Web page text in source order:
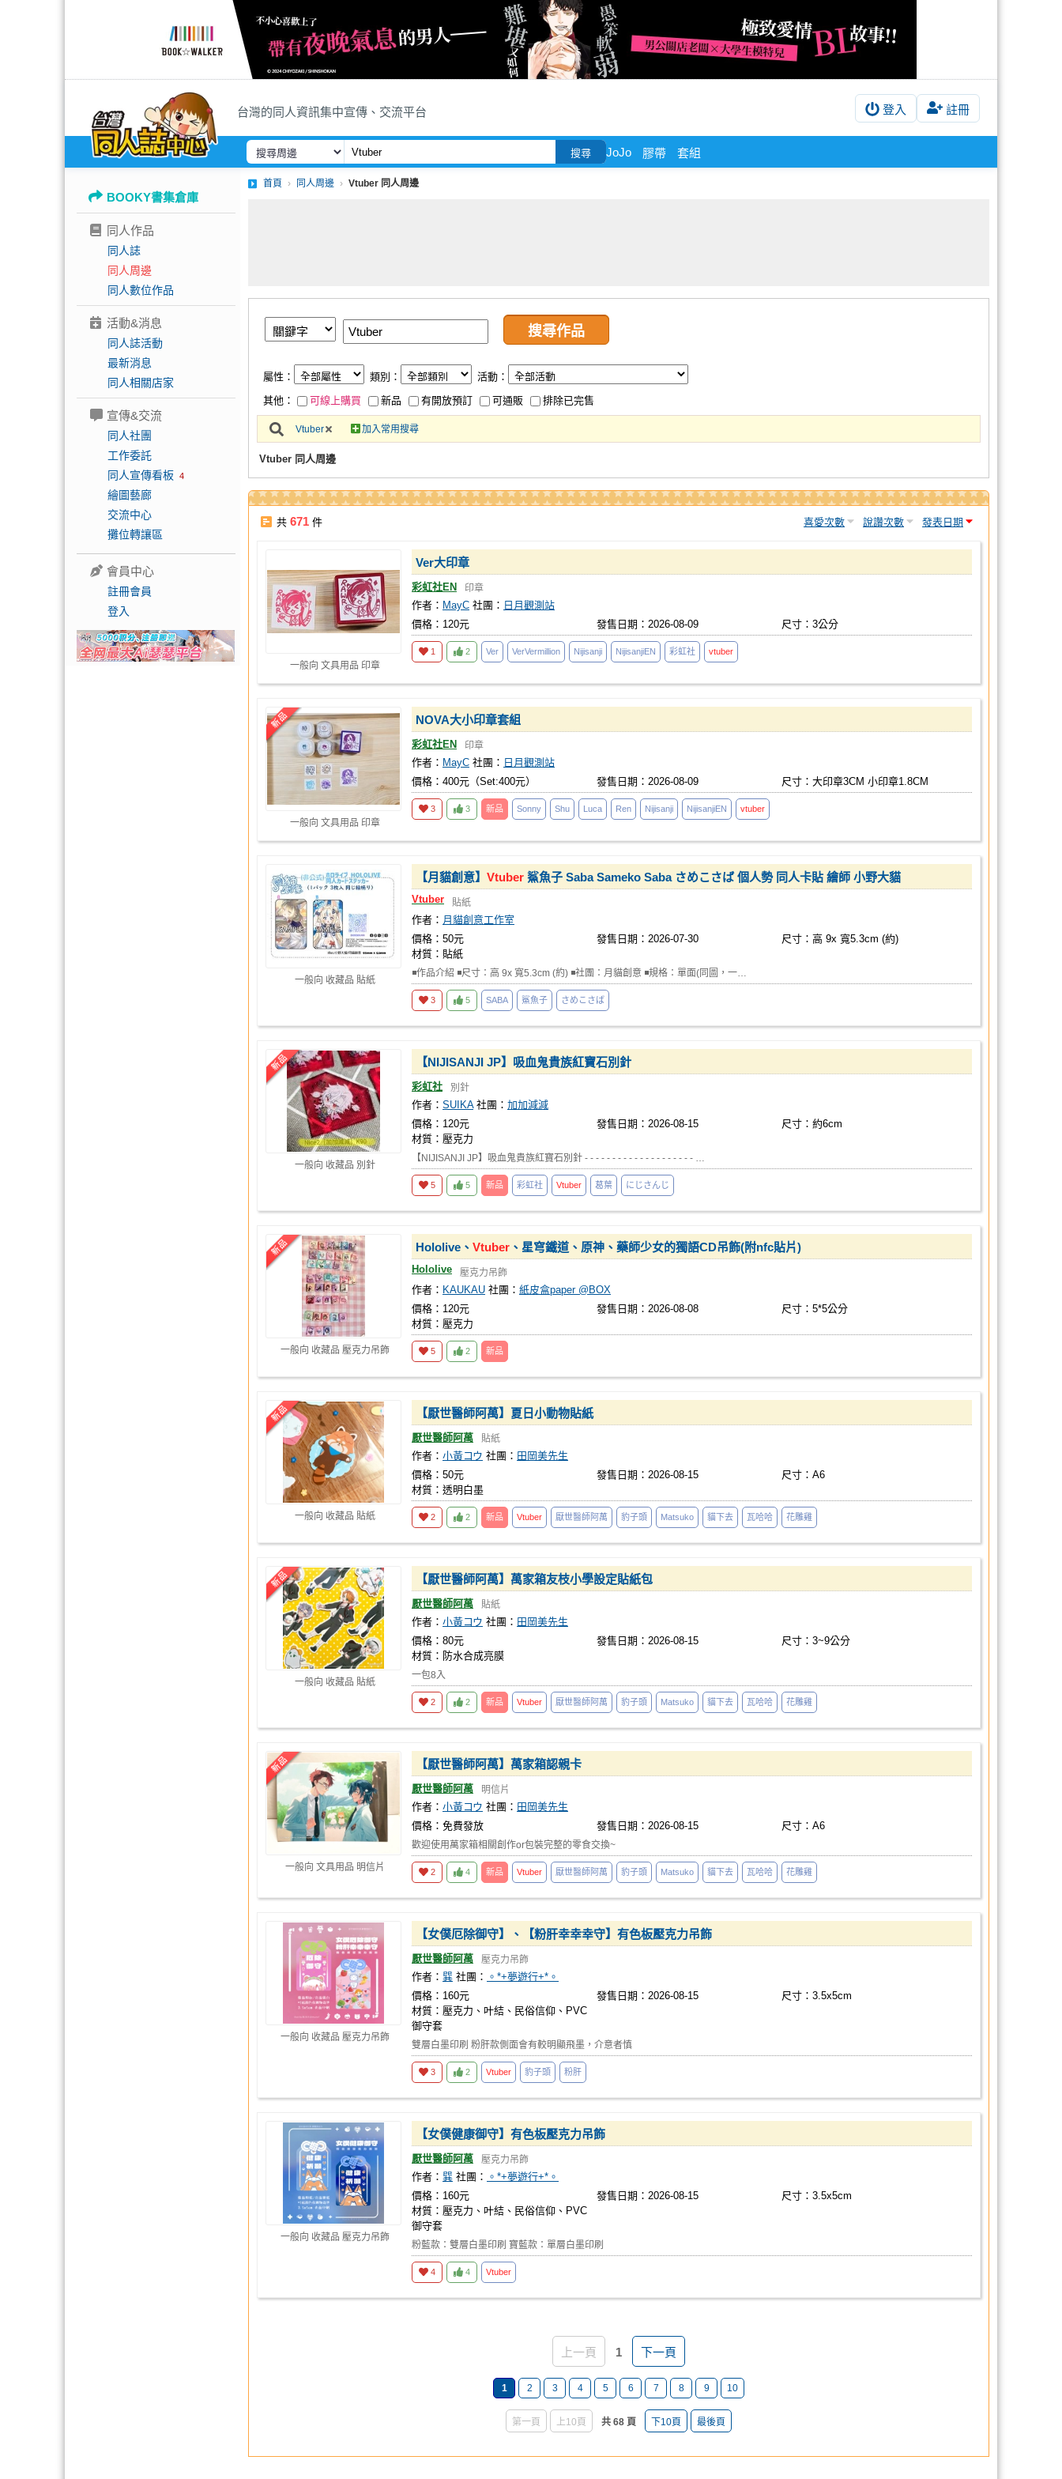
台灣的同人資訊集中宣傳、交流平台 登入 註冊
搜尋 JoJo 膠帶 套組
BOOKY書集倉庫
同人作品
同人誌
同人周邊
同人數位作品
活動&消息
同人誌活動
最新消息
同人相關店家
宣傳&交流
同人社團
工作委託
同人宣傳看板 4
繪圖藝廊
交流中心
攤位轉讓區
會員中心
註冊會員
登入
首頁 同人周邊 Vtuber 同人周邊
屬性： 類別：
活動：
其他：
可線上購買 新品 有開放預訂 可通販 排除已完售
Vtuber 加入常用搜尋
Vtuber 同人周邊
共 671 件 喜愛次數 說讚次數 發表日期
一般向 文具用品 印章
Ver大印章
彩虹社EN 印章
作者： MayC 社團： 日月觀測站
價格：120元
發售日期：2026-08-09 尺寸：3公分
1 2 Ver VerVermillion Nijisanji NijisanjiEN 彩虹社 vtuber
一般向 文具用品 印章
NOVA大小印章套組
彩虹社EN 印章
作者： MayC 社團： 日月觀測站
價格：400元（Set:400元）
發售日期：2026-08-09 尺寸：大印章3CM 小印章1.8CM
3 3 新品 Sonny Shu Luca Ren Nijisanji NijisanjiEN vtuber
一般向 收藏品 貼紙
【月貓創意】 Vtuber 鯊魚子 Saba Sameko Saba さめこさば 個人勢 同人卡貼 繪師 小野大貓
Vtuber 貼紙
作者： 月貓創意工作室
價格：50元
發售日期：2026-07-30
尺寸：高 9x 寬5.3cm (約)
材質：貼紙
◾作品介紹 ◾尺寸：高 9x 寬5.3cm (約) ◾社團：月貓創意 ◾規格：單面(同圖，一…
3 5 SABA 鯊魚子 さめこさば
一般向 收藏品 別針
【NIJISANJI JP】吸血鬼貴族紅寶石別針
彩虹社 別針
作者： SUIKA 社團： 加加減減
價格：120元
發售日期：2026-08-15
尺寸：約6cm
材質：壓克力
【NIJISANJI JP】吸血鬼貴族紅寶石別針 - - - - - - - - - - - - - - - - - - - - …
5 5 新品 彩虹社 Vtuber 葛葉 にじさんじ
一般向 收藏品 壓克力吊飾
Hololive、 Vtuber 、星穹鐵道、原神、藥師少女的獨語CD吊飾(附nfc貼片)
Hololive 壓克力吊飾
作者： KAUKAU 社團： 紙皮盒paper @BOX
價格：120元
發售日期：2026-08-08
尺寸：5*5公分
材質：壓克力
5 2 新品
一般向 收藏品 貼紙
【厭世醫師阿萬】夏日小動物貼紙
厭世醫師阿萬 貼紙
作者： 小黃コウ 社團： 田岡美先生
價格：50元
發售日期：2026-08-15
尺寸：A6
材質：透明白墨
2 2 新品 Vtuber 厭世醫師阿萬 豹子頭 Matsuko 貓下去 瓦哈哈 花雕雞
一般向 收藏品 貼紙
【厭世醫師阿萬】萬家箱友枝小學設定貼紙包
厭世醫師阿萬 貼紙
作者： 小黃コウ 社團： 田岡美先生
價格：80元
發售日期：2026-08-15
尺寸：3~9公分
材質：防水合成亮膜
一包8入
2 2 新品 Vtuber 厭世醫師阿萬 豹子頭 Matsuko 貓下去 瓦哈哈 花雕雞
一般向 文具用品 明信片
【厭世醫師阿萬】萬家箱認親卡
厭世醫師阿萬 明信片
作者： 小黃コウ 社團： 田岡美先生
價格：免費發放
發售日期：2026-08-15 尺寸：A6
歡迎使用萬家箱相關創作or包裝完整的零食交換~
2 4 新品 Vtuber 厭世醫師阿萬 豹子頭 Matsuko 貓下去 瓦哈哈 花雕雞
一般向 收藏品 壓克力吊飾
【女僕厄除御守】、【粉肝幸幸幸守】有色板壓克力吊飾
厭世醫師阿萬 壓克力吊飾
作者： 巽 社團： 。*+夢遊行+*。
價格：160元
發售日期：2026-08-15
尺寸：3.5x5cm
材質：壓克力、叶結、民俗信仰、PVC
御守套
雙層白墨印刷 粉肝款側面會有較明顯飛墨，介意者慎
3 2 Vtuber 豹子頭 粉肝
一般向 收藏品 壓克力吊飾
【女僕健康御守】有色板壓克力吊飾
厭世醫師阿萬 壓克力吊飾
作者： 巽 社團： 。*+夢遊行+*。
價格：160元
發售日期：2026-08-15
尺寸：3.5x5cm
材質：壓克力、叶結、民俗信仰、PVC
御守套
粉藍款：雙層白墨印刷 寶藍款：單層白墨印刷
4 4 Vtuber
上一頁 1 下一頁
1 2 3 4 5 6 7 8 9 10
第一頁 上10頁 共 68 頁 下10頁 最後頁